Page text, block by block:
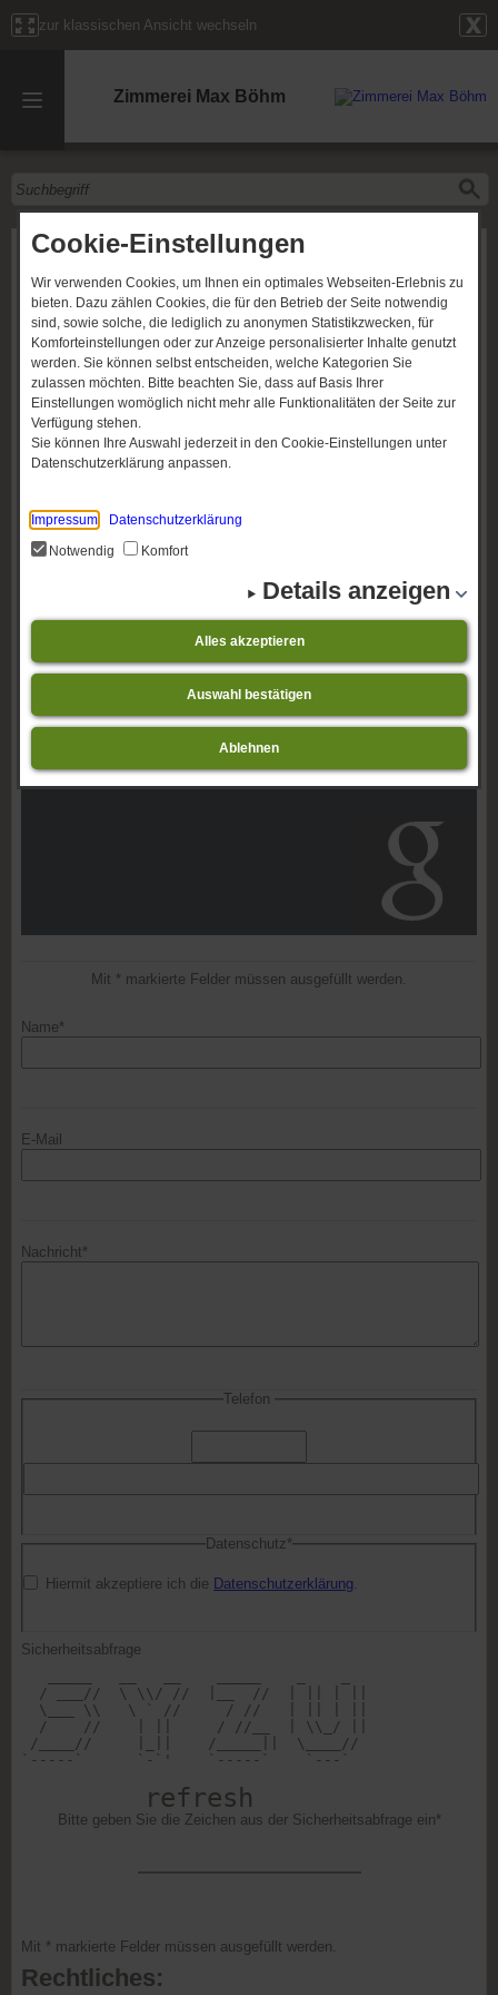
Cookie-Einstellungen
Wir verwenden Cookies, um Ihnen ein optimales Webseiten-Erlebnis zu
bieten. Dazu zählen Cookies, die für den Betrieb der Seite notwendig
sind, sowie solche, die lediglich zu anonymen Statistikzwecken, für
Komforteinstellungen oder zur Anzeige personalisierter Inhalte genutzt
werden. Sie können selbst entscheiden, welche Kategorien Sie
zulassen möchten. Bitte beachten Sie, dass auf Basis Ihrer
Einstellungen womöglich nicht mehr alle Funktionalitäten der Seite zur
Verfügung stehen.
Sie können Ihre Auswahl jederzeit in den Cookie-Einstellungen unter
Datenschutzerklärung anpassen.
Impressum
Datenschutzerklärung
Notwendig
Komfort
Details anzeigen
Alles akzeptieren
Auswahl bestätigen
Ablehnen
zur klassischen Ansicht wechseln
Zimmerei Max Böhm
Kontakt
Zimmerei Max Böhm
Mühlenweg 1
25899 Bosbüll
Telefon: (0160) 96957031
E-Mail: info@zimmereiboehm.de
Rückrufformular
Klicken Sie hier, um die Inhalte von "google.com"
anzuzeigen.
Mit * markierte Felder müssen ausgefüllt werden.
Name*
E-Mail
Nachricht*
Telefon
Datenschutz*
Hiermit akzeptiere ich die Datenschutzerklärung.
Sicherheitsabfrage
  / ___//  \ \\/ //  |__  //  | || | ||
  \___ \\   \ ` //     / //   | || | ||
  /    //    | ||     / //__  | \\_/ ||
/____//     |_||    /_____||  \____//
`-----`      `-`'    `-----`    `---`
refresh
Bitte geben Sie die Zeichen aus der Sicherheitsabfrage ein*
Mit * markierte Felder müssen ausgefüllt werden.
Rechtliches: